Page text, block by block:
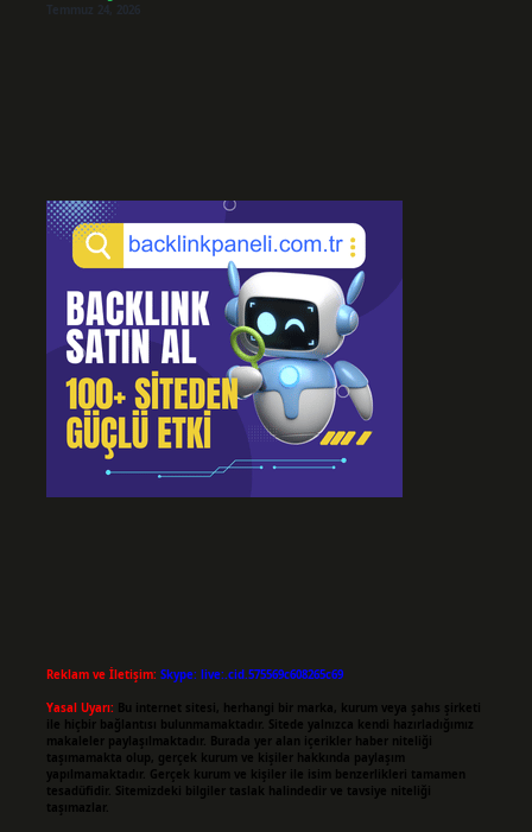
Temmuz 24, 2026
Reklam ve İletişim: Skype: live:.cid.575569c608265c69
Yasal Uyarı: Bu internet sitesi, herhangi bir marka, kurum veya şahıs şirketi
ile hiçbir bağlantısı bulunmamaktadır. Sitede yalnızca kendi hazırladığımız
makaleler paylaşılmaktadır. Burada yer alan içerikler haber niteliği
taşımamakta olup, gerçek kurum ve kişiler hakkında paylaşım
yapılmamaktadır. Gerçek kurum ve kişiler ile isim benzerlikleri tamamen
tesadüfidir. Sitemizdeki bilgiler taslak halindedir ve tavsiye niteliği
taşımazlar.